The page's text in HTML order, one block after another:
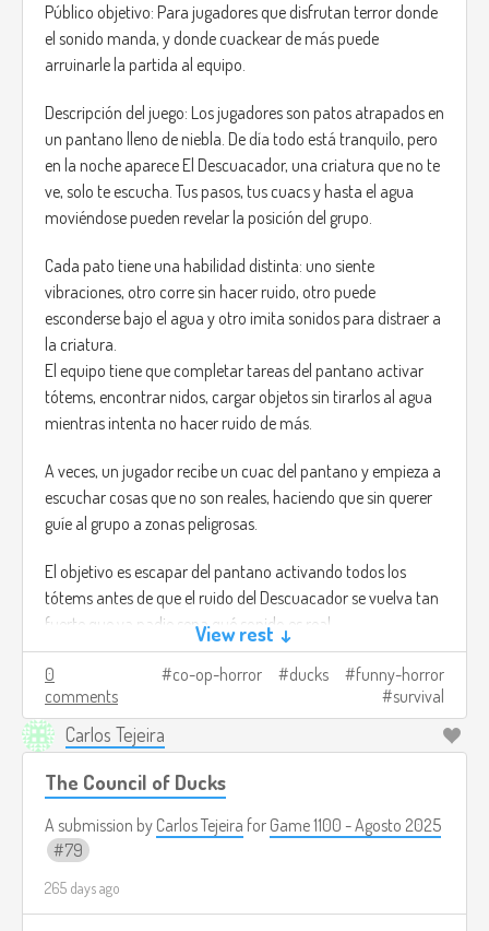
Público objetivo: Para jugadores que disfrutan terror donde
el sonido manda, y donde cuackear de más puede
arruinarle la partida al equipo.
Descripción del juego: Los jugadores son patos atrapados en
un pantano lleno de niebla. De día todo está tranquilo, pero
en la noche aparece El Descuacador, una criatura que no te
ve, solo te escucha. Tus pasos, tus cuacs y hasta el agua
moviéndose pueden revelar la posición del grupo.
Cada pato tiene una habilidad distinta: uno siente
vibraciones, otro corre sin hacer ruido, otro puede
esconderse bajo el agua y otro imita sonidos para distraer a
la criatura.
El equipo tiene que completar tareas del pantano activar
tótems, encontrar nidos, cargar objetos sin tirarlos al agua
mientras intenta no hacer ruido de más.
A veces, un jugador recibe un cuac del pantano y empieza a
escuchar cosas que no son reales, haciendo que sin querer
guíe al grupo a zonas peligrosas.
El objetivo es escapar del pantano activando todos los
tótems antes de que el ruido del Descuacador se vuelva tan
fuerte que ya nadie sepa qué sonido es real.
Créditos de imagen:
https://trebz.artstation.com/projects/AdKgW
View rest ↓
0
comments
co-op-horror ducks
funny-horror
survival
Carlos Tejeira
The Council of Ducks
A submission by Carlos Tejeira for Game 1100 - Agosto 2025
79
265 days ago